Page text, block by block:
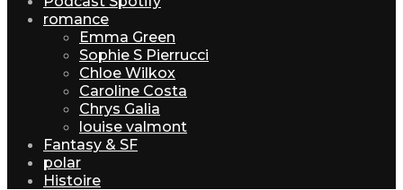
romance
Emma Green
Sophie S Pierrucci
Chloe Wilkox
Caroline Costa
Chrys Galia
louise valmont
Fantasy & SF
polar
Histoire